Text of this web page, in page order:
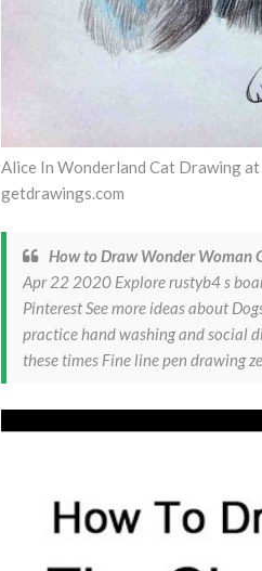
Alice In Wonderland Cat Drawing
getdrawings.com
How to Draw Wonder Woman
Apr 22 2020 Explore rustyb4 s
Pinterest See more ideas about
practice hand washing and social
these times Fine line pen drawing